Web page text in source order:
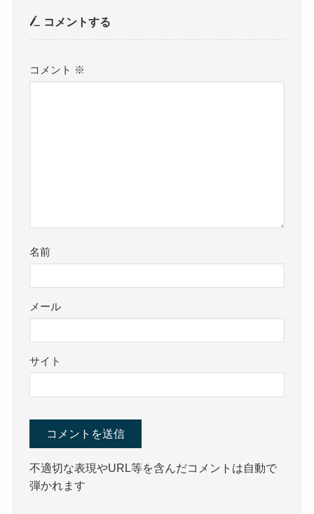
コメントする
コメント ※
名前
メール
サイト
不適切な表現やURL等を含んだコメントは自動で
弾かれます